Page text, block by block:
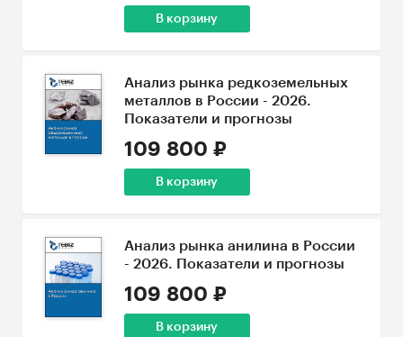
В корзину
Анализ рынка редкоземельных
металлов в России - 2026.
Показатели и прогнозы
109 800 ₽
В корзину
Анализ рынка анилина в России
- 2026. Показатели и прогнозы
109 800 ₽
В корзину